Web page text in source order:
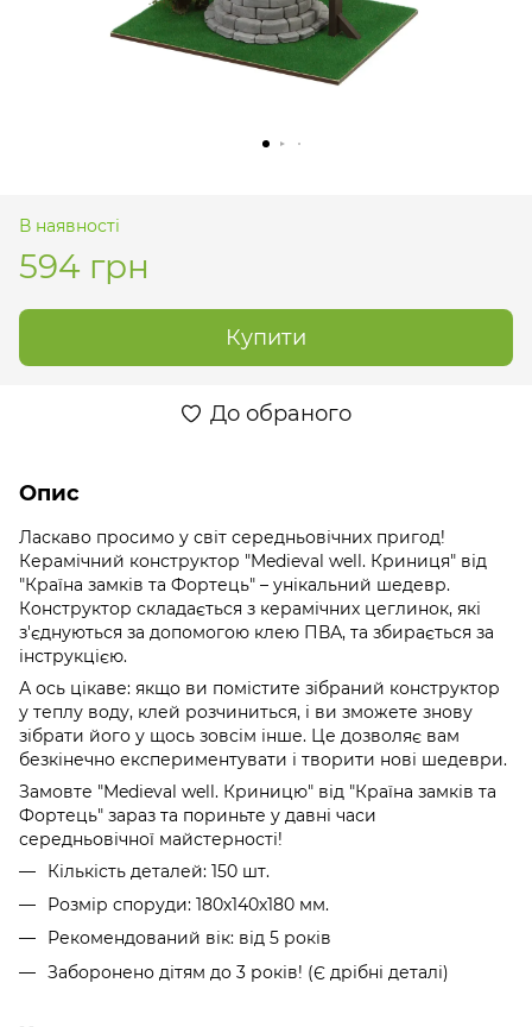
В наявності
594 грн
Купити
До обраного
Опис
Ласкаво просимо у світ середньовічних пригод!
Керамічний конструктор "Medieval well. Криниця" від
"Країна замків та Фортець" – унікальний шедевр.
Конструктор складається з керамічних цеглинок, які
з'єднуються за допомогою клею ПВА, та збирається за
інструкцією.
А ось цікаве: якщо ви помістите зібраний конструктор
у теплу воду, клей розчиниться, і ви зможете знову
зібрати його у щось зовсім інше. Це дозволяє вам
безкінечно експериментувати і творити нові шедеври.
Замовте "Medieval well. Криницю" від "Країна замків та
Фортець" зараз та пориньте у давні часи
середньовічної майстерності!
Кількість деталей: 150 шт.
Розмір споруди: 180х140х180 мм.
Рекомендований вік: від 5 років
Заборонено дітям до 3 років! (Є дрібні деталі)